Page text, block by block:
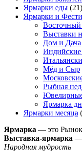
Ярмарки еды (21)
Ярмарки и
Восточный
Выставки
Дом и Дача
Индийские
Мёд и Сыр
Рыбная
Ярмарка
Ярмарки месяца
Ярмарка — это Рынок
Выставка-ярмарка —
Народная мудрость